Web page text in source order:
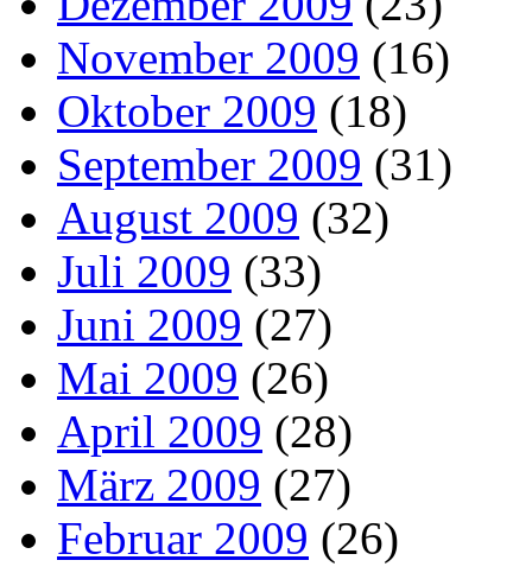
November 2009 (16)
Oktober 2009 (18)
September 2009 (31)
August 2009 (32)
Juli 2009 (33)
Juni 2009 (27)
Mai 2009 (26)
April 2009 (28)
März 2009 (27)
Februar 2009 (26)